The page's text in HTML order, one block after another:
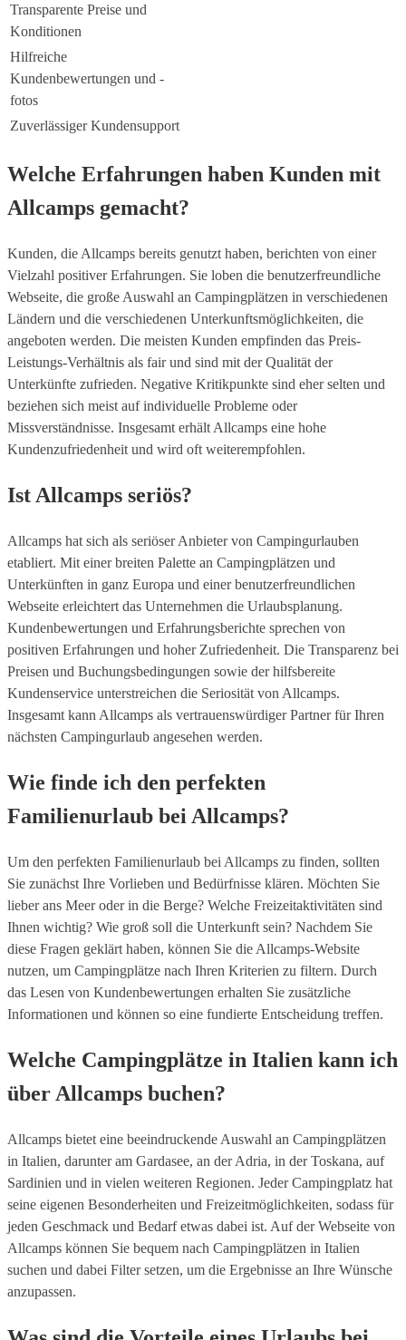
Transparente Preise und
Konditionen
Hilfreiche
Kundenbewertungen und -
fotos
Zuverlässiger Kundensupport
Welche Erfahrungen haben Kunden mit
Allcamps gemacht?
Kunden, die Allcamps bereits genutzt haben, berichten von einer
Vielzahl positiver Erfahrungen. Sie loben die benutzerfreundliche
Webseite, die große Auswahl an Campingplätzen in verschiedenen
Ländern und die verschiedenen Unterkunftsmöglichkeiten, die
angeboten werden. Die meisten Kunden empfinden das Preis-
Leistungs-Verhältnis als fair und sind mit der Qualität der
Unterkünfte zufrieden. Negative Kritikpunkte sind eher selten und
beziehen sich meist auf individuelle Probleme oder
Missverständnisse. Insgesamt erhält Allcamps eine hohe
Kundenzufriedenheit und wird oft weiterempfohlen.
Ist Allcamps seriös?
Allcamps hat sich als seriöser Anbieter von Campingurlauben
etabliert. Mit einer breiten Palette an Campingplätzen und
Unterkünften in ganz Europa und einer benutzerfreundlichen
Webseite erleichtert das Unternehmen die Urlaubsplanung.
Kundenbewertungen und Erfahrungsberichte sprechen von
positiven Erfahrungen und hoher Zufriedenheit. Die Transparenz bei
Preisen und Buchungsbedingungen sowie der hilfsbereite
Kundenservice unterstreichen die Seriosität von Allcamps.
Insgesamt kann Allcamps als vertrauenswürdiger Partner für Ihren
nächsten Campingurlaub angesehen werden.
Wie finde ich den perfekten
Familienurlaub bei Allcamps?
Um den perfekten Familienurlaub bei Allcamps zu finden, sollten
Sie zunächst Ihre Vorlieben und Bedürfnisse klären. Möchten Sie
lieber ans Meer oder in die Berge? Welche Freizeitaktivitäten sind
Ihnen wichtig? Wie groß soll die Unterkunft sein? Nachdem Sie
diese Fragen geklärt haben, können Sie die Allcamps-Website
nutzen, um Campingplätze nach Ihren Kriterien zu filtern. Durch
das Lesen von Kundenbewertungen erhalten Sie zusätzliche
Informationen und können so eine fundierte Entscheidung treffen.
Welche Campingplätze in Italien kann ich
über Allcamps buchen?
Allcamps bietet eine beeindruckende Auswahl an Campingplätzen
in Italien, darunter am Gardasee, an der Adria, in der Toskana, auf
Sardinien und in vielen weiteren Regionen. Jeder Campingplatz hat
seine eigenen Besonderheiten und Freizeitmöglichkeiten, sodass für
jeden Geschmack und Bedarf etwas dabei ist. Auf der Webseite von
Allcamps können Sie bequem nach Campingplätzen in Italien
suchen und dabei Filter setzen, um die Ergebnisse an Ihre Wünsche
anzupassen.